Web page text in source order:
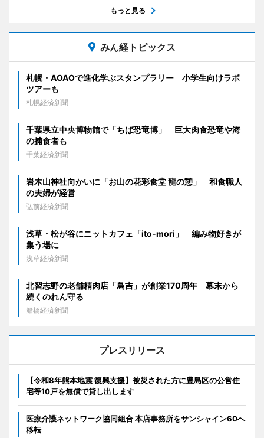
もっと見る
みん経トピックス
札幌・AOAOで進化学ぶスタンプラリー 小学生向けラボ
ツアーも
札幌経済新聞
千葉県立中央博物館で「ちば恐竜博」 巨大肉食恐竜や海
の捕食者も
千葉経済新聞
岩木山神社向かいに「お山の花彩食堂 龍の憩」 和食職人
の夫婦が経営
弘前経済新聞
浅草・松が谷にニットカフェ「ito-mori」 編み物好きが
集う場に
浅草経済新聞
北習志野の老舗精肉店「鳥吉」が創業170周年 幕末から
続くのれん守る
船橋経済新聞
プレスリリース
【令和8年熊本地震 復興支援】被災された方に豊島区の公営住
宅等10戸を無償で貸し出します
医療介護ネットワーク協同組合 本店事務所をサンシャイン60へ
移転